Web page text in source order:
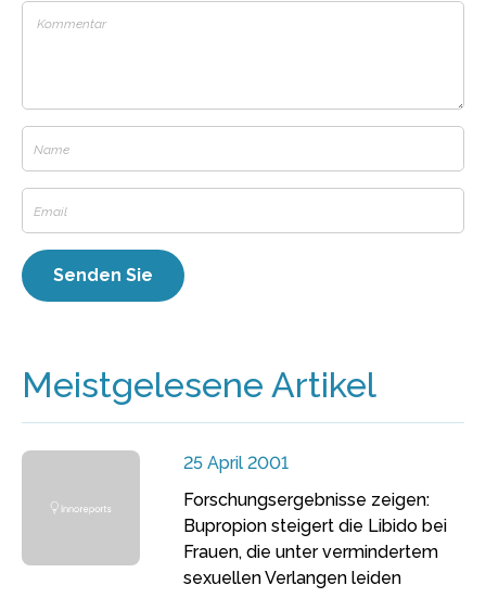
Meistgelesene Artikel
25 April 2001
Forschungsergebnisse zeigen:
Bupropion steigert die Libido bei
Frauen, die unter vermindertem
sexuellen Verlangen leiden